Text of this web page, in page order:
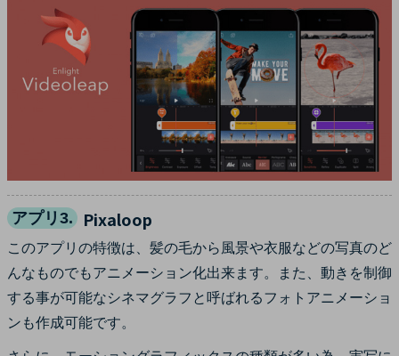
アプリ3. Pixaloop
このアプリの特徴は、髪の毛から風景や衣服などの写真のど
んなものでもアニメーション化出来ます。また、動きを制御
する事が可能なシネマグラフと呼ばれるフォトアニメーショ
ンも作成可能です。